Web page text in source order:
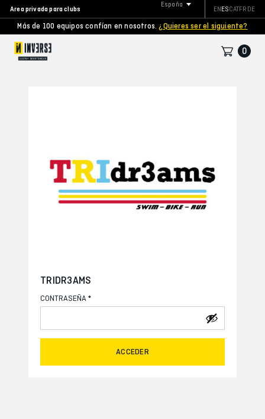
Area privada para clubs
Más de 100 equipos confían en nosotros.¿Quieres ser el siguiente?
España
ENESCATFR DE
0
TRIDR3AMS
CONTRASEÑA *
ACCEDER